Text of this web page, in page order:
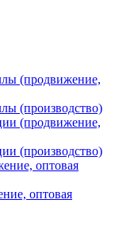
(продвижение,
(производство)
(продвижение,
(производство)
оптовая
оптовая